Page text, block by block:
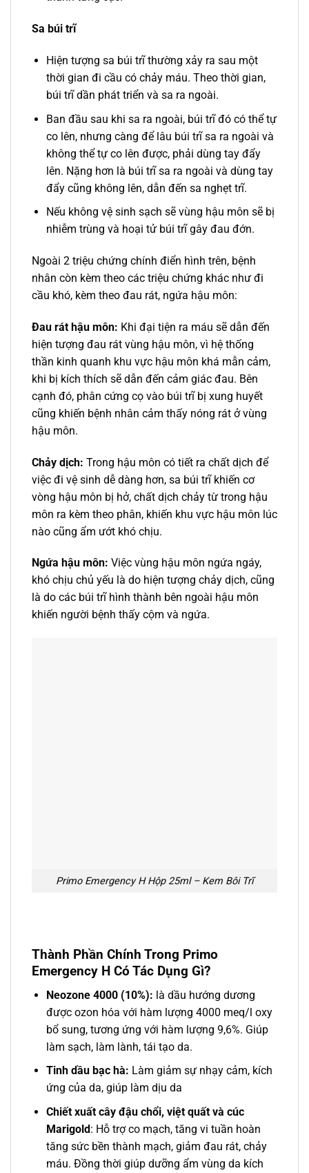
Sa búi trĩ
Hiện tượng sa búi trĩ thường xảy ra sau một
thời gian đi cầu có chảy máu. Theo thời gian,
búi trĩ dần phát triển và sa ra ngoài.
Ban đầu sau khi sa ra ngoài, búi trĩ đó có thể tự
co lên, nhưng càng để lâu búi trĩ sa ra ngoài và
không thể tự co lên được, phải dùng tay đẩy
lên. Nặng hơn là búi trĩ sa ra ngoài và dùng tay
đẩy cũng không lên, dẫn đến sa nghẹt trĩ.
Nếu không vệ sinh sạch sẽ vùng hậu môn sẽ bị
nhiễm trùng và hoại tử búi trĩ gây đau đớn.
Ngoài 2 triệu chứng chính điển hình trên, bệnh
nhân còn kèm theo các triệu chứng khác như đi
cầu khó, kèm theo đau rát, ngứa hậu môn:
Đau rát hậu môn: Khi đại tiện ra máu sẽ dẫn đến
hiện tượng đau rát vùng hậu môn, vì hệ thống
thần kinh quanh khu vực hậu môn khá mẫn cảm,
khi bị kích thích sẽ dẫn đến cảm giác đau. Bên
cạnh đó, phân cứng cọ vào búi trĩ bị xung huyết
cũng khiến bệnh nhân cảm thấy nóng rát ở vùng
hậu môn.
Chảy dịch: Trong hậu môn có tiết ra chất dịch để
việc đi vệ sinh dễ dàng hơn, sa búi trĩ khiến cơ
vòng hậu môn bị hở, chất dịch chảy từ trong hậu
môn ra kèm theo phân, khiến khu vực hậu môn lúc
nào cũng ẩm ướt khó chịu.
Ngứa hậu môn: Việc vùng hậu môn ngứa ngáy,
khó chịu chủ yếu là do hiện tượng chảy dịch, cũng
là do các búi trĩ hình thành bên ngoài hậu môn
khiến người bệnh thấy cộm và ngứa.
Primo Emergency H Hộp 25ml – Kem Bôi Trĩ
Thành Phần Chính Trong Primo
Emergency H Có Tác Dụng Gì?
Neozone 4000 (10%): là dầu hướng dương
được ozon hóa với hàm lượng 4000 meq/l oxy
bổ sung, tương ứng với hàm lượng 9,6%. Giúp
làm sạch, làm lành, tái tạo da.
Tinh dầu bạc hà: Làm giảm sự nhạy cảm, kích
ứng của da, giúp làm dịu da
Chiết xuất cây đậu chổi, việt quất và cúc
Marigold: Hỗ trợ co mạch, tăng vi tuần hoàn
tăng sức bền thành mạch, giảm đau rát, chảy
máu. Đồng thời giúp dưỡng ẩm vùng da kích